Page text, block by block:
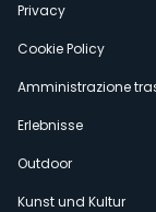
Privacy
Cookie Policy
Amministrazione
Erlebnisse
Outdoor
Kunst und Kultur